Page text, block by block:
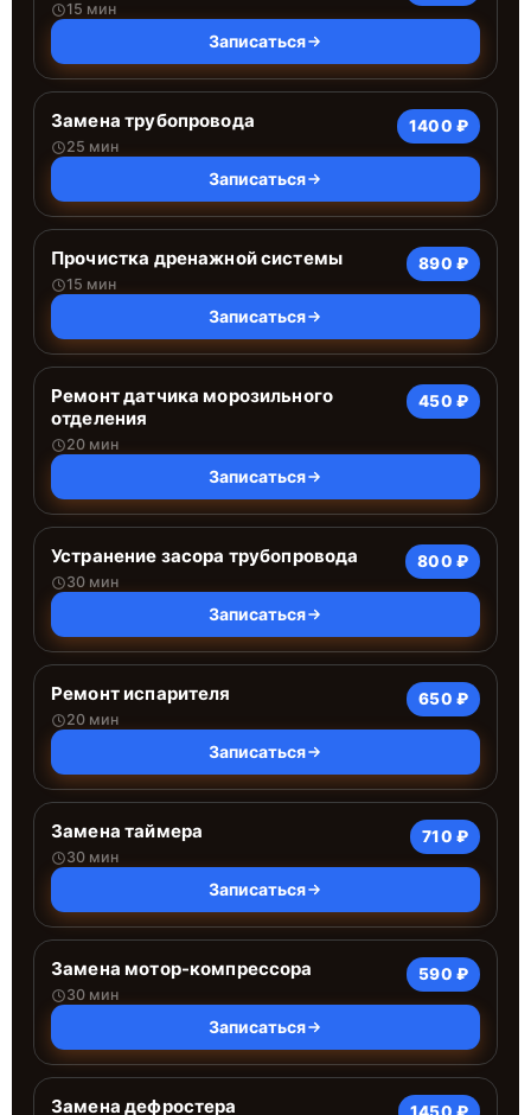
15 мин
Записаться
Замена трубопровода
25 мин
1400 ₽
Записаться
Прочистка дренажной системы
15 мин
890 ₽
Записаться
Ремонт датчика морозильного
отделения
20 мин
450 ₽
Записаться
Устранение засора трубопровода
30 мин
800 ₽
Записаться
Ремонт испарителя
20 мин
650 ₽
Записаться
Замена таймера
30 мин
710 ₽
Записаться
Замена мотор-компрессора
30 мин
590 ₽
Записаться
Замена дефростера